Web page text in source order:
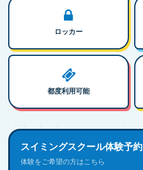
ロッカー
都度利用可能
スイミングスクール体験予約
体験をご希望の方はこちら